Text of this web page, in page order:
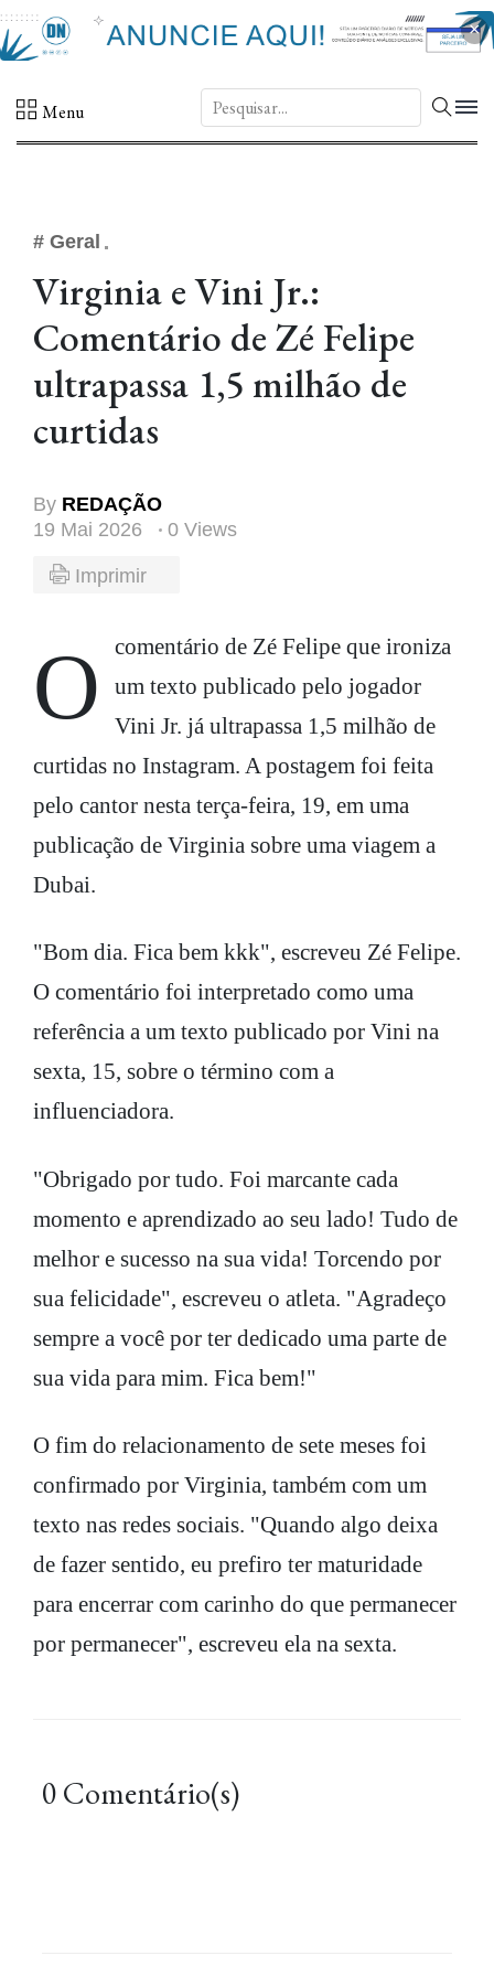
×
Menu DN.
# Geral
Virginia e Vini Jr.:
Comentário de Zé Felipe
ultrapassa 1,5 milhão de
curtidas
By REDAÇÃO
19 Mai 2026
0 Views
Imprimir
O comentário de Zé Felipe que ironiza
um texto publicado pelo jogador
Vini Jr. já ultrapassa 1,5 milhão de
curtidas no Instagram. A postagem foi feita
pelo cantor nesta terça-feira, 19, em uma
publicação de Virginia sobre uma viagem a
Dubai.
"Bom dia. Fica bem kkk", escreveu Zé Felipe.
O comentário foi interpretado como uma
referência a um texto publicado por Vini na
sexta, 15, sobre o término com a
influenciadora.
"Obrigado por tudo. Foi marcante cada
momento e aprendizado ao seu lado! Tudo de
melhor e sucesso na sua vida! Torcendo por
sua felicidade", escreveu o atleta. "Agradeço
sempre a você por ter dedicado uma parte de
sua vida para mim. Fica bem!"
O fim do relacionamento de sete meses foi
confirmado por Virginia, também com um
texto nas redes sociais. "Quando algo deixa
de fazer sentido, eu prefiro ter maturidade
para encerrar com carinho do que permanecer
por permanecer", escreveu ela na sexta.
0 Comentário(s)